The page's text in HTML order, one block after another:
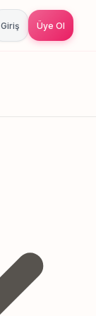
Giriş Üye Ol